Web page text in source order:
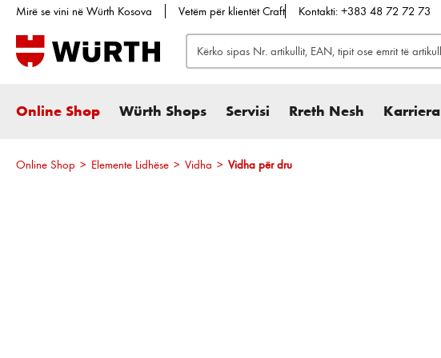
kërkimi Kalo te navigimi kryesor
Mirë se vini në Würth Kosova Vetëm për klientët Craft Kontakti: +383 48 72 72 73
Online Shop Würth Shops Servisi Rreth Nesh Karriera
Online Shop > Elemente Lidhëse > Vidha > Vidha për dru